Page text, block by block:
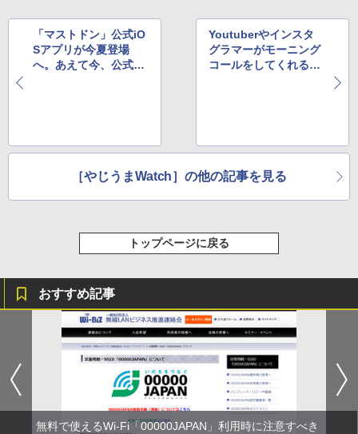
「マストドン」公式iO
Sアプリが今夏登場
へ。あえて今、公式か
Youtuberやインスタ
グラマーがモーニング
コールをしてくれるサ
［やじうまWatch］の他の記事を見る
トップページに戻る
おすすめ記事
無料で使えるWi-Fi「00000JAPAN」利用時に注意すべき